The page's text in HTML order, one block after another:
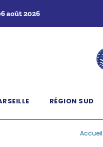
août 2026
RÉGION SUD
Accueil